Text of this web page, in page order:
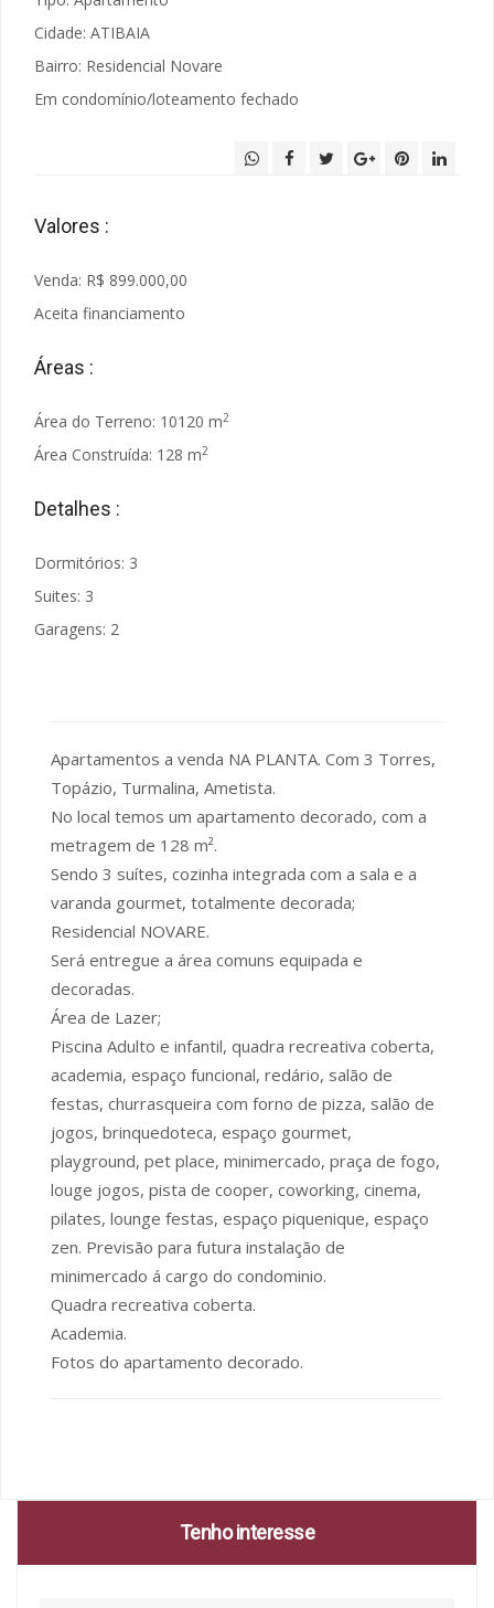
Cidade: ATIBAIA
Bairro: Residencial Novare
Em condomínio/loteamento fechado
Valores :
Venda: R$ 899.000,00
Aceita financiamento
Áreas :
Área do Terreno: 10120 m2
Área Construída: 128 m2
Detalhes :
Dormitórios: 3
Suites: 3
Garagens: 2
Apartamentos a venda NA PLANTA. Com 3 Torres,
Topázio, Turmalina, Ametista.
No local temos um apartamento decorado, com a
metragem de 128 m².
Sendo 3 suítes, cozinha integrada com a sala e a
varanda gourmet, totalmente decorada;
Residencial NOVARE.
Será entregue a área comuns equipada e
decoradas.
Área de Lazer;
Piscina Adulto e infantil, quadra recreativa coberta,
academia, espaço funcional, redário, salão de
festas, churrasqueira com forno de pizza, salão de
jogos, brinquedoteca, espaço gourmet,
playground, pet place, minimercado, praça de fogo,
louge jogos, pista de cooper, coworking, cinema,
pilates, lounge festas, espaço piquenique, espaço
zen. Previsão para futura instalação de
minimercado á cargo do condominio.
Quadra recreativa coberta.
Academia.
Fotos do apartamento decorado.
Tenho interesse